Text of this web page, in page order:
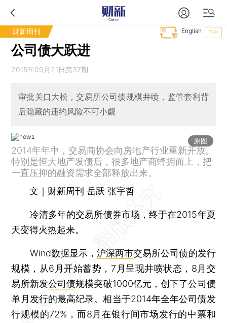
财新周刊 T中
English
公司债大跃进
2015年09月21日第37期
审批关口大松，交易所公司债规模井喷，监管套利背
后隐藏的违约风险不可小觑
原图
2014年年中，交易商协会向房地产行业重新开放。
特别是恒大地产发债后，很多地产商蜂拥而上，把
一直压抑的融资需求全部释放出来。
文｜财新周刊 岳跃 张宇哲
冷清多年的交易所债券市场 ，终于在2015年夏
天变得火热起来。
Wind数据显示， 沪深两市交易所公司债的发行
规模，从6月开始蓄势，7月呈现井喷状态，8月交
易所新发公司债规模突破1000亿元，创下了公司债
单月发行的最高纪录。相当于2014年全年公司债发
行规模的72%，而8月在银行间市场发行的中票和